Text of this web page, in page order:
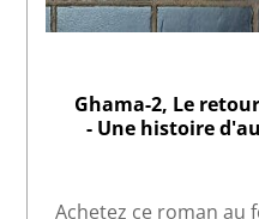
Ghama-2, Le
- Une histoire
Achetez ce roman